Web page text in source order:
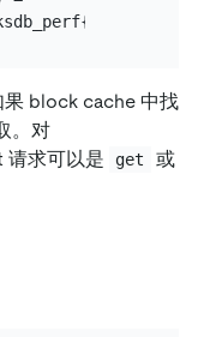
果 block cache 中找
。对
请求可以是 get
或